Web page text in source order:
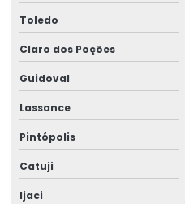
Toledo
Claro dos Poções
Guidoval
Lassance
Pintópolis
Catuji
Ijaci